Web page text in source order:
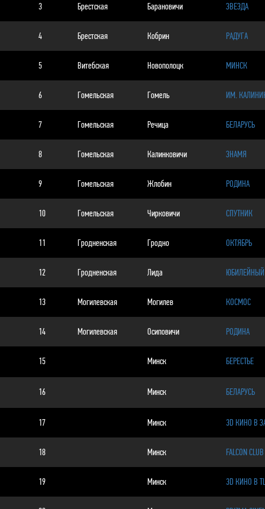
3 Брестская Барановичи ЗВЕЗДА
4 Брестская Кобрин РАДУГА
5 Витебская Новополоцк МИНСК
6 Гомельская Гомель ИМ.
7 Гомельская Речица БЕЛАРУСЬ
8 Гомельская Калинковичи ЗНАМЯ
9 Гомельская Жлобин РОДИНА
10 Гомельская Чирковичи СПУТНИК
11 Гродненская Гродно ОКТЯБРЬ
12 Гродненская Лида ЮБИЛЕЙНЫЙ
13 Могилевская Могилев КОСМОС
14 Могилевская Осиповичи РОДИНА
15 Минск БЕРЕСТЬЕ
16 Минск БЕЛАРУСЬ
17 Минск 3D КИНО В
18 Минск FALCON
19 Минск 3D КИНО В